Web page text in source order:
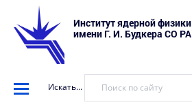
Институт ядерной физики
имени Г. И. Будкера СО
Искать...